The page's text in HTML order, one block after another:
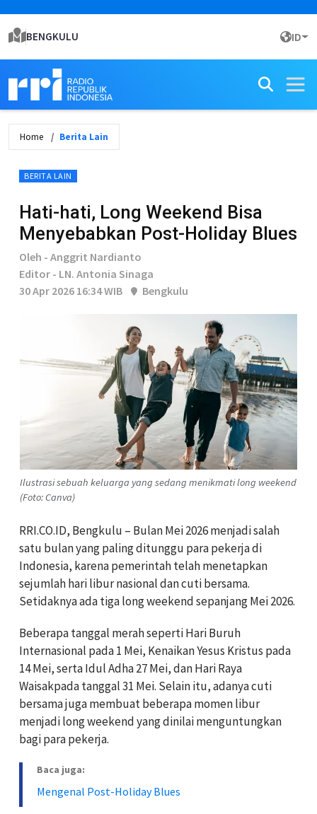
BENGKULU ID
Home Berita Lain
BERITA LAIN
Hati-hati, Long Weekend Bisa
Menyebabkan Post-Holiday Blues
Oleh - Anggrit Nardianto
Editor - LN. Antonia Sinaga
30 Apr 2026 16:34 WIB
Bengkulu
Ilustrasi sebuah keluarga yang sedang menikmati long weekend
(Foto: Canva)
RRI.CO.ID, Bengkulu – Bulan Mei 2026 menjadi salah
satu bulan yang paling ditunggu para pekerja di
Indonesia, karena pemerintah telah menetapkan
sejumlah hari libur nasional dan cuti bersama.
Setidaknya ada tiga long weekend sepanjang Mei 2026.
Beberapa tanggal merah seperti Hari Buruh
Internasional pada 1 Mei, Kenaikan Yesus Kristus pada
14 Mei, serta Idul Adha 27 Mei, dan Hari Raya
Waisakpada tanggal 31 Mei. Selain itu, adanya cuti
bersama juga membuat beberapa momen libur
menjadi long weekend yang dinilai menguntungkan
bagi para pekerja.
Baca juga:
Mengenal Post-Holiday Blues